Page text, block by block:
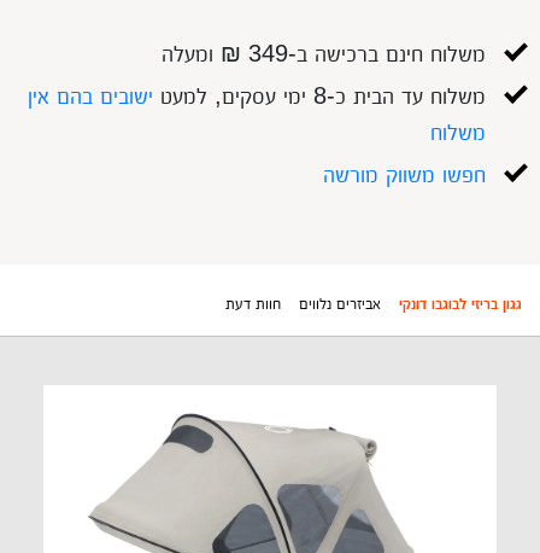
משלוח חינם ברכישה ב-349 ₪ ומעלה
משלוח עד הבית כ-8 ימי עסקים, למעט
ישובים בהם אין
משלוח
חפשו משווק מורשה
גגון בריזי לבוגבו דונקי אביזרים נלווים חוות דעת